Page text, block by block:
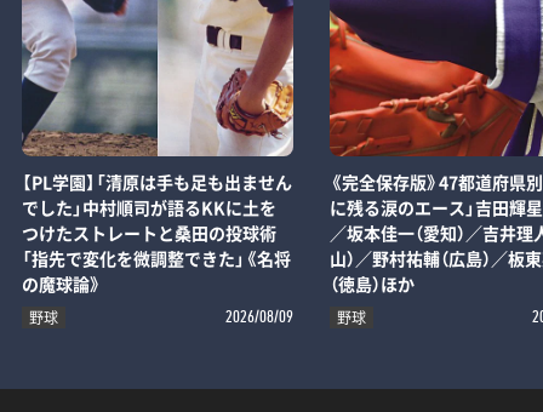
【PL学園】「清原は手も足も出ません
でした」中村順司が語るKKに土を
つけたストレートと桑田の投球術
「指先で変化を微調整できた」《名将
の魔球論》
野球 2026/08/09
《完全保存版》47都道府県
に残る涙のエース」吉田輝星
／坂本佳一（愛知）／吉井理
山）／野村祐輔（広島）／板
（徳島）ほか
野球